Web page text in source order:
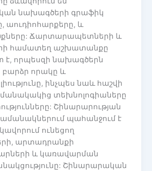
նախագծերի գրաֆիկ
աուդիոհարքերը, և
Ճարտարապետների և
համատեղ աշխատանքը
է, որպեսզի նախագծերն
որակը և
ինչպես նաև հաշվի
տեխնոլոգիաները
Շինարարության
պահանջում է
ունեցող
արտադրանքի
և կառավարման
Շինարարական